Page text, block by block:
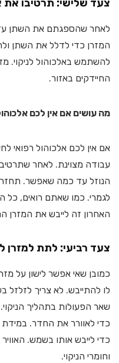
צעד שלישי: תרטיבו את
לאחר שהספגתם את השתן
המזרן כדי לדלל את השתן
להשתמש באלכוהול לניקוי.
החיידקים באזור.
מה עושים אם אין לכם
אם אין לכם אלכוהול רפואי
עבודה מצוינת. לאחר
הנוזל עד כמה שאפשר.
לגמרי. כמו שאתם רואים,
האחרון זה לייבש את המזרן
צעד רביעי: לתת למזרן
כמובן שאי אפשר לישון על
לו להתייבש. לא צריך
שאר הפעולות בתהליך
כדי לאוורר את החדר.
כדי לייבש אותו בשמש.
וחומרי הניקוי.